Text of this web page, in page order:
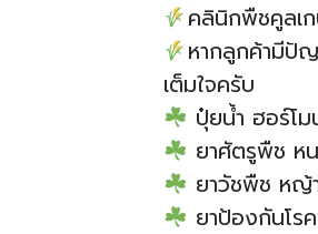
คลินิกพืชคูลเ
หากลูกค้ามีปั
เต็มใจครับ
ปุ๋ยน้ำ ฮอร์โ
ยาศัตรูพืช ห
ยาวัชพืช หญ้
ยาป้องกันโร